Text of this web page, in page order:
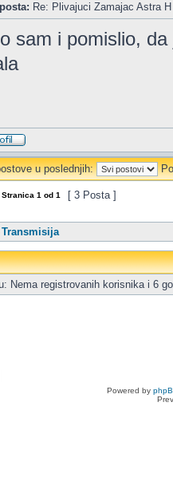
Re: Plivajuci Zamajac Astra
sam i pomislio,
u poslednjih:
Stranica 1 od 1 [ 3 Posta ]
Transmisija
Nema registrovanih korisnika i 6
Powered by